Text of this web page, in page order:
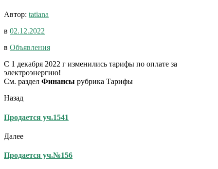
Автор: tatiana
в 02.12.2022
в Объявления
С 1 декабря 2022 г изменились тарифы по оплате за
электроэнергию!
См. раздел Финансы рубрика Тарифы
Назад
Продается уч.1541
Далее
Продается уч.№156